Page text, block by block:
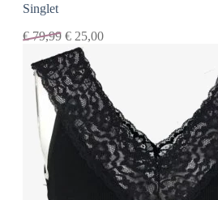
Singlet
€79,99 € 25,00